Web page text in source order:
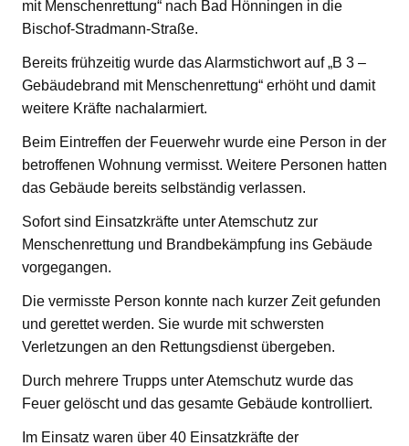
mit Menschenrettung“ nach Bad Hönningen in die
Bischof-Stradmann-Straße.
Bereits frühzeitig wurde das Alarmstichwort auf „B 3 –
Gebäudebrand mit Menschenrettung“ erhöht und damit
weitere Kräfte nachalarmiert.
Beim Eintreffen der Feuerwehr wurde eine Person in der
betroffenen Wohnung vermisst. Weitere Personen hatten
das Gebäude bereits selbständig verlassen.
Sofort sind Einsatzkräfte unter Atemschutz zur
Menschenrettung und Brandbekämpfung ins Gebäude
vorgegangen.
Die vermisste Person konnte nach kurzer Zeit gefunden
und gerettet werden. Sie wurde mit schwersten
Verletzungen an den Rettungsdienst übergeben.
Durch mehrere Trupps unter Atemschutz wurde das
Feuer gelöscht und das gesamte Gebäude kontrolliert.
Im Einsatz waren über 40 Einsatzkräfte der